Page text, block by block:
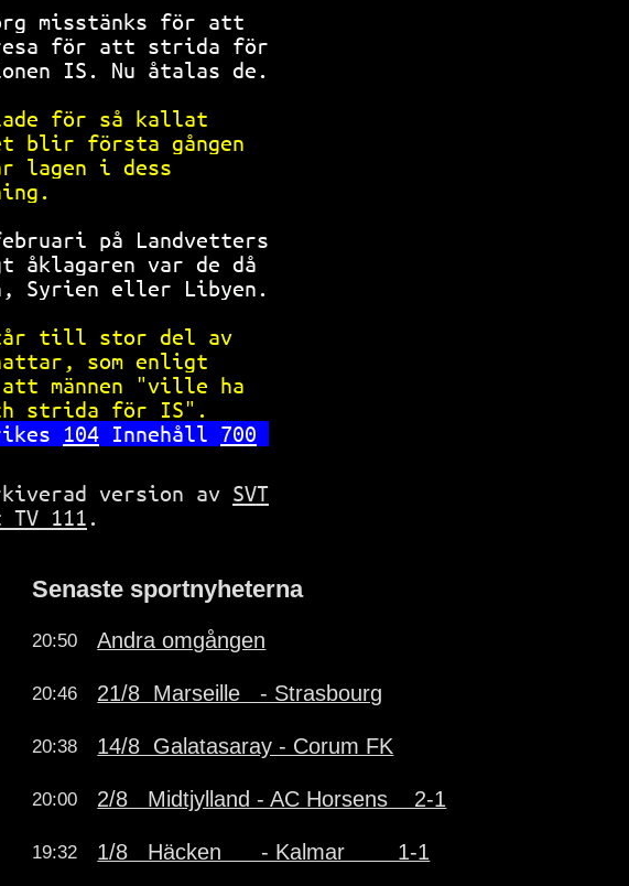
misstänks för att
för att strida för
IS. Nu åtalas de.
för så kallat
blir första gången
lagen i dess
skrivning.
på Landvetters
var de då
Syrien eller Libyen.
till stor del av
som enligt
männen "ville ha
strida för IS".
104 Innehåll 700
version av SVT
TV 111 .
Senaste sportnyheterna
20:50 Andra omgången
20:46 21/8  Marseille   - Strasbourg
20:38 14/8  Galatasaray - Corum FK
20:00 2/8   Midtjylland - AC Horsens    2-1
19:32 1/8   Häcken      - Kalmar        1-1